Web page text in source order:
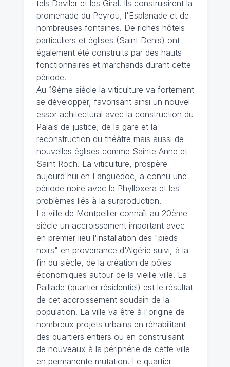
tels Daviler et les Giral. Ils construisirent la
promenade du Peyrou, l'Esplanade et de
nombreuses fontaines. De riches hôtels
particuliers et églises (Saint Denis) ont
également été construits par des hauts
fonctionnaires et marchands durant cette
période.
Au 19ème siècle la viticulture va fortement
se développer, favorisant ainsi un nouvel
essor achitectural avec la construction du
Palais de justice, de la gare et la
reconstruction du théâtre mais aussi de
nouvelles églises comme Sainte Anne et
Saint Roch. La viticulture, prospère
aujourd'hui en Languedoc, a connu une
période noire avec le Phylloxera et les
problèmes liés à la surproduction.
La ville de Montpellier connaît au 20ème
siècle un accroissement important avec
en premier lieu l'installation des "pieds
noirs" en provenance d'Algérie suivi, à la
fin du siècle, de la création de pôles
économiques autour de la vieille ville. La
Paillade (quartier résidentiel) est le résultat
de cet accroissement soudain de la
population. La ville va être à l'origine de
nombreux projets urbains en réhabilitant
des quartiers entiers ou en construisant
de nouveaux à la périphérie de cette ville
en permanente mutation. Le quartier